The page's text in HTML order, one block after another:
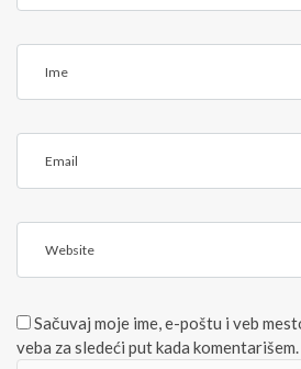
m
n
b
>
e
a
b
i
t
Sačuvaj moje ime, e-poštu i veb
veba za sledeći put kada komentarišem.